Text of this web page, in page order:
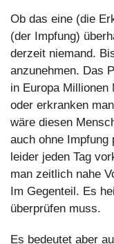
Ob das eine (die
(der Impfung)
derzeit niemand.
anzunehmen. Das
in Europa
oder erkranken
wäre diesen
auch ohne
leider jeden Tag
man zeitlich nahe
Im Gegenteil. Es
überprüfen muss.
Es bedeutet aber